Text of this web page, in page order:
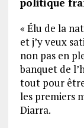
« Élu de la
et j’y veux
non pas en
banquet de
tout pour
les premiers
Diarra.